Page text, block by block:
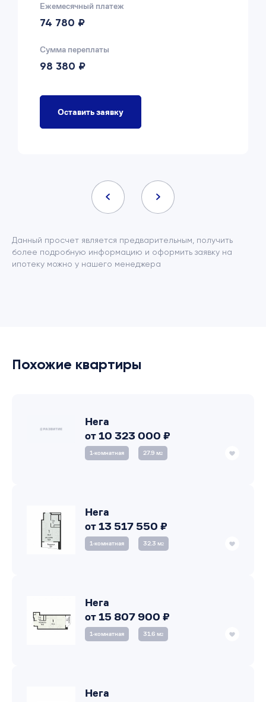
Ежемесячный платеж
74 780 ₽
Сумма переплаты
98 380 ₽
Оставить заявку
Данный просчет является предварительным, получить
более подробную информацию и оформить заявку на
ипотеку можно у нашего менеджера
Похожие квартиры
Нега
от 10 323 000 ₽
1‑комнатная 27.9 м2
Нега
от 13 517 550 ₽
1‑комнатная 32.3 м2
Нега
от 15 807 900 ₽
1‑комнатная 31.6 м2
Нега